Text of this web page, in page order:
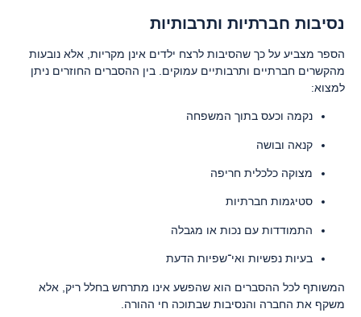
נסיבות חברתיות ותרבותיות
הספר מצביע על כך שהסיבות לרצח ילדים אינן מקריות, אלא נובעות
מהקשרים חברתיים ותרבותיים עמוקים. בין ההסברים החוזרים ניתן
למצוא:
נקמה וכעס בתוך המשפחה
קנאה ובושה
מצוקה כלכלית חריפה
סטיגמות חברתיות
התמודדות עם נכות או מגבלה
בעיות נפשיות ואי־שפיות הדעת
המשותף לכל ההסברים הוא שהפשע אינו מתרחש בחלל ריק, אלא
משקף את החברה והנסיבות שבתוכה חי ההורה.